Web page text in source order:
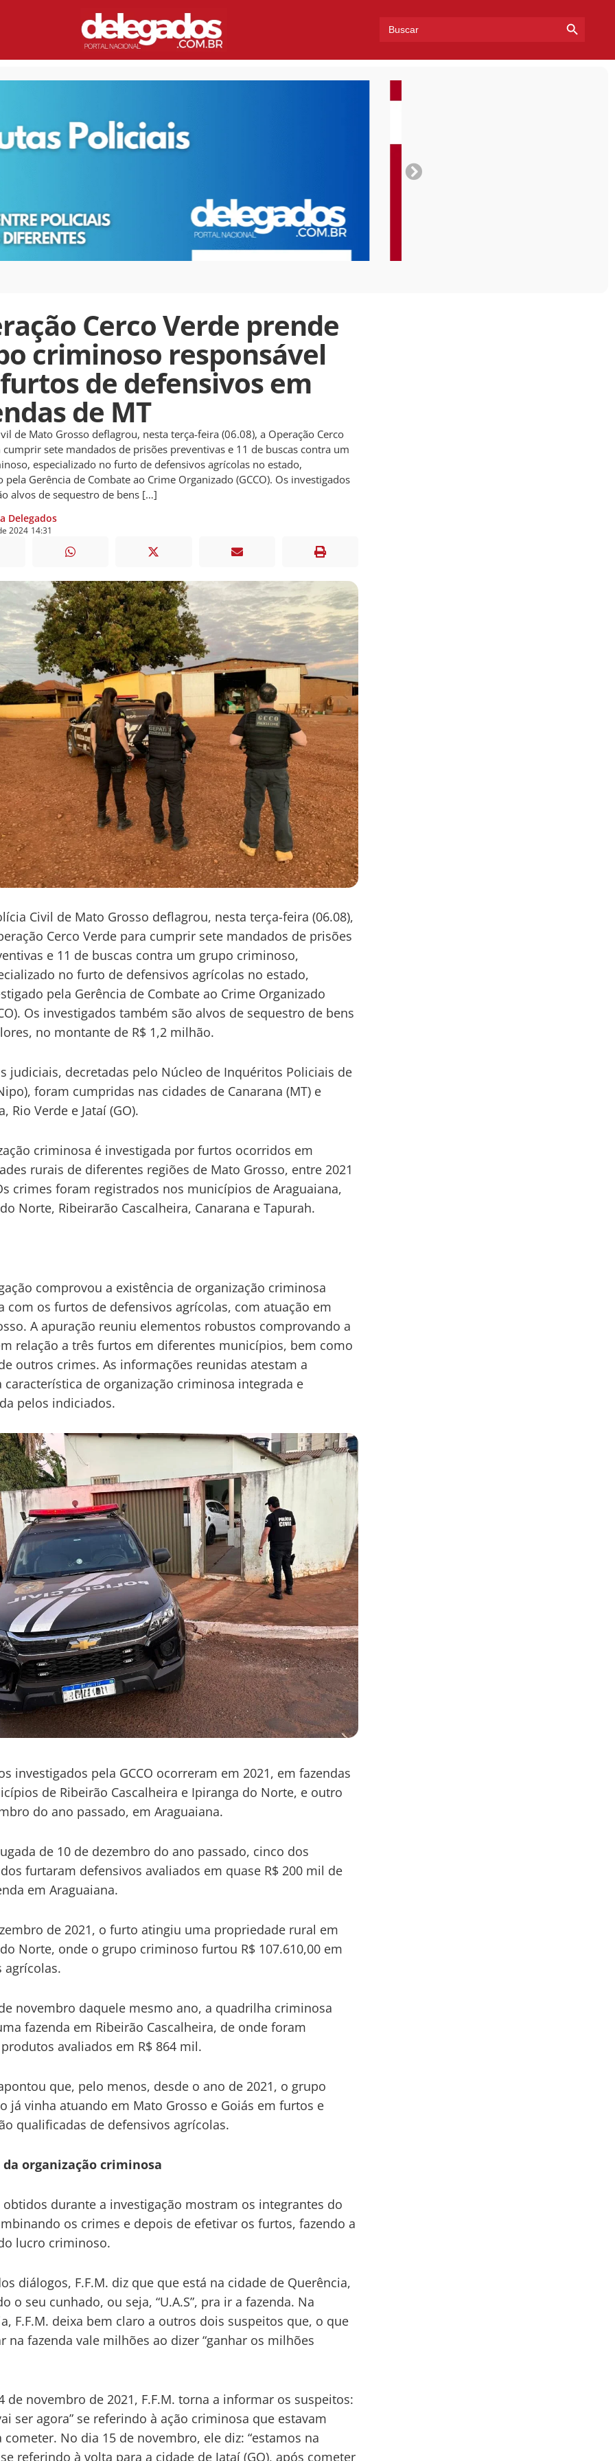
for:
Cerco Verde prende
criminoso responsável
de defensivos em
de MT
de Mato Grosso deflagrou, nesta terça-feira (06.08), a Operação Cerco
cumprir sete mandados de prisões preventivas e 11 de buscas contra um
especializado no furto de defensivos agrícolas no estado,
pela Gerência de Combate ao Crime Organizado (GCCO). Os investigados
alvos de sequestro de bens […]
Delegados
2024 14:31
Civil de Mato Grosso deflagrou, nesta terça-feira (06.08),
Cerco Verde para cumprir sete mandados de prisões
e 11 de buscas contra um grupo criminoso,
no furto de defensivos agrícolas no estado,
pela Gerência de Combate ao Crime Organizado
Os investigados também são alvos de sequestro de bens
no montante de R$ 1,2 milhão.
judiciais, decretadas pelo Núcleo de Inquéritos Policiais de
foram cumpridas nas cidades de Canarana (MT) e
Rio Verde e Jataí (GO).
criminosa é investigada por furtos ocorridos em
rurais de diferentes regiões de Mato Grosso, entre 2021
crimes foram registrados nos municípios de Araguaiana,
Norte, Ribeirarão Cascalheira, Canarana e Tapurah.
comprovou a existência de organização criminosa
com os furtos de defensivos agrícolas, com atuação em
A apuração reuniu elementos robustos comprovando a
relação a três furtos em diferentes municípios, bem como
outros crimes. As informações reunidas atestam a
característica de organização criminosa integrada e
pelos indiciados.
investigados pela GCCO ocorreram em 2021, em fazendas
de Ribeirão Cascalheira e Ipiranga do Norte, e outro
do ano passado, em Araguaiana.
de 10 de dezembro do ano passado, cinco dos
furtaram defensivos avaliados em quase R$ 200 mil de
em Araguaiana.
de 2021, o furto atingiu uma propriedade rural em
Norte, onde o grupo criminoso furtou R$ 107.610,00 em
agrícolas.
novembro daquele mesmo ano, a quadrilha criminosa
fazenda em Ribeirão Cascalheira, de onde foram
avaliados em R$ 864 mil.
que, pelo menos, desde o ano de 2021, o grupo
já vinha atuando em Mato Grosso e Goiás em furtos e
qualificadas de defensivos agrícolas.
organização criminosa
obtidos durante a investigação mostram os integrantes do
os crimes e depois de efetivar os furtos, fazendo a
lucro criminoso.
diálogos, F.F.M. diz que que está na cidade de Querência,
o seu cunhado, ou seja, “U.A.S”, pra ir a fazenda. Na
F.F.M. deixa bem claro a outros dois suspeitos que, o que
na fazenda vale milhões ao dizer “ganhar os milhões
de novembro de 2021, F.F.M. torna a informar os suspeitos:
ser agora” se referindo à ação criminosa que estavam
cometer. No dia 15 de novembro, ele diz: “estamos na
referindo à volta para a cidade de Jataí (GO), após cometer